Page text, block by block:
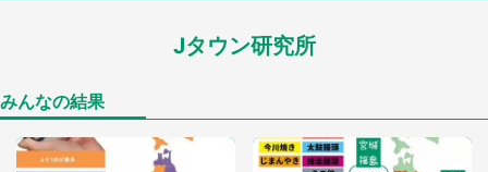
「孫にあげると思って、あなたにこれをあげる」
「ゾワゾワする」「本当に気持ち悪い」 道端でバ
Jタウン研究所
みんなの結果